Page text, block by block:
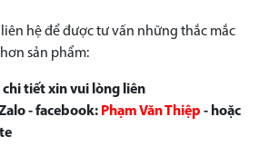
hệ để được tư vấn những thắc mắc
sản phẩm:
tiết xin vui lòng liên
- facebook: Phạm Văn Thiệp - hoặc